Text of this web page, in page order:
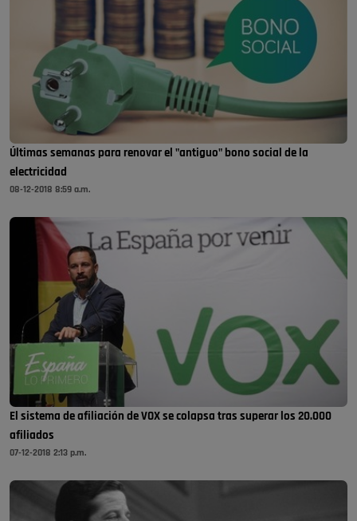
Últimas semanas para renovar el "antiguo" bono social de la
electricidad
08-12-2018 8:59 a.m.
El sistema de afiliación de VOX se colapsa tras superar los 20.000
afiliados
07-12-2018 2:13 p.m.